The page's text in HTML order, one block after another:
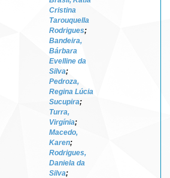
Cristina
Tarouquella
Rodrigues;
Bandeira,
Bárbara
Evelline da
Silva;
Pedroza,
Regina Lúcia
Sucupira;
Turra,
Virgínia;
Macedo,
Karen;
Rodrigues,
Daniela da
Silva;